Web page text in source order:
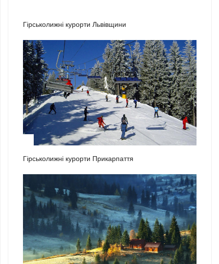
Гірськолижні курорти Львівщини
Гірськолижні курорти Прикарпаття